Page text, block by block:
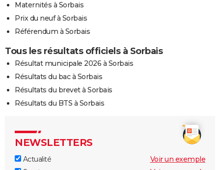
Maternités à Sorbais
Prix du neuf à Sorbais
Référendum à Sorbais
Tous les résultats officiels à Sorbais
Résultat municipale 2026 à Sorbais
Résultats du bac à Sorbais
Résultats du brevet à Sorbais
Résultats du BTS à Sorbais
NEWSLETTERS
Actualité
Voir un exemple